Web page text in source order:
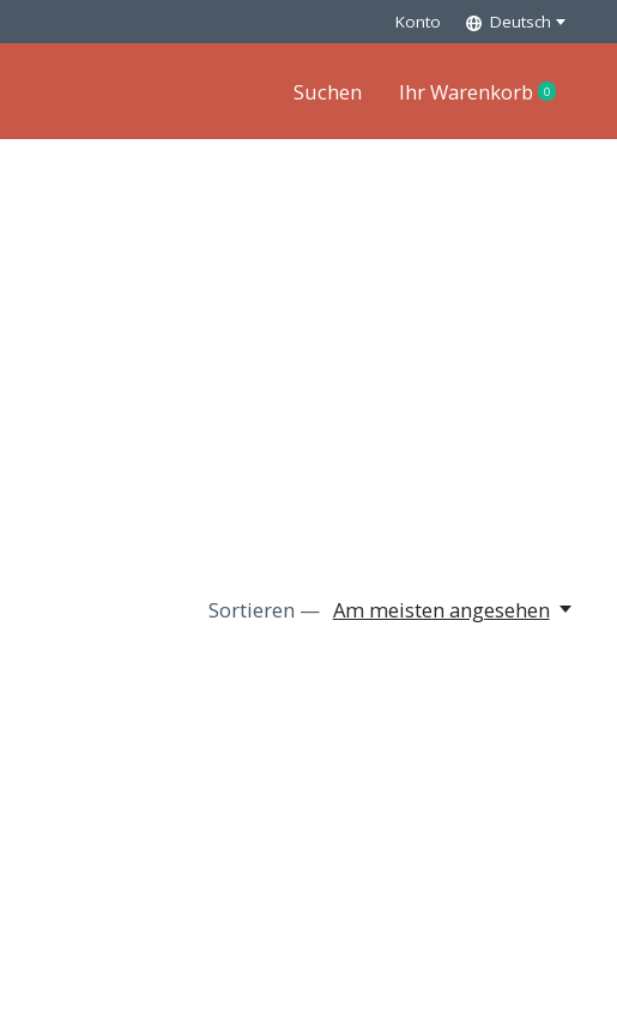
Konto Deutsch
Suchen Ihr Warenkorb 0items
Sortieren — Am meisten angesehen